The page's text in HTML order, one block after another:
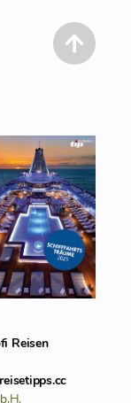
Reisen